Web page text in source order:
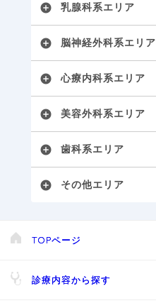
add_circle 乳腺科系エリア
add_circle 脳神経外科系エリア
add_circle 心療内科系エリア
add_circle 美容外科系エリア
add_circle 歯科系エリア
add_circle その他エリア
TOPページ
診療内容から探す